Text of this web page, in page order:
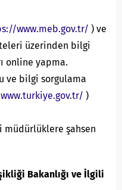
www.meb.gov.tr/ ) ve
üzerinden bilgi
online yapma.
ve bilgi sorgulama
)
müdürlüklere şahsen
Bakanlığı ve İlgili